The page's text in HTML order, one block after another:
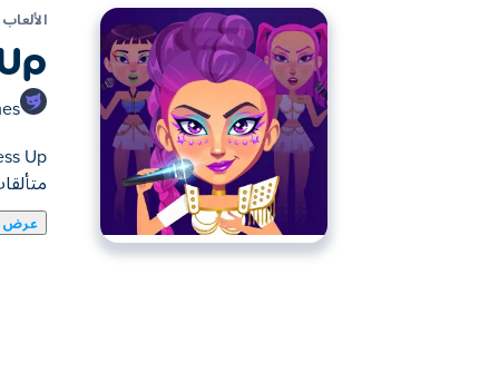
الألعاب
عرض
لعبة تلبيس حفلات الكيبوب هي لعبة تلبيس